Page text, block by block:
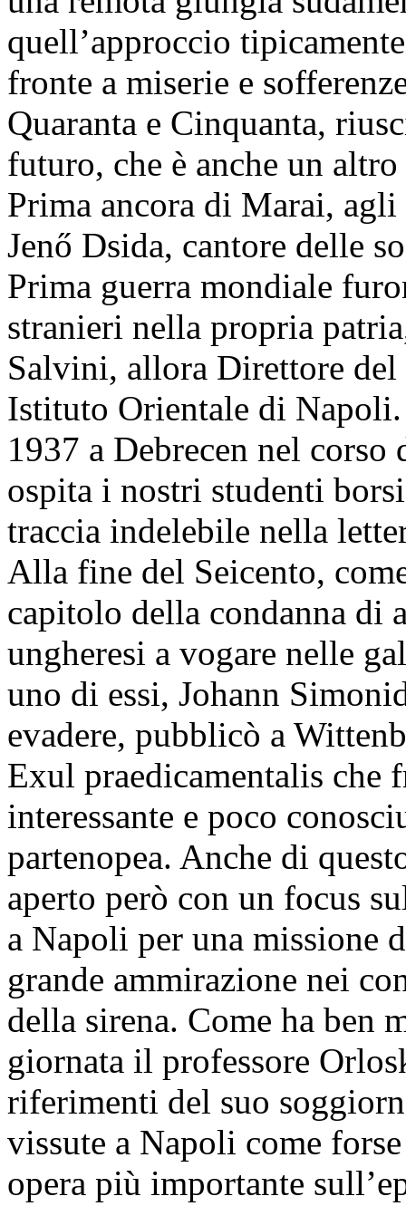
quell’approccio
fronte a miserie e
Quaranta e Cinquanta,
futuro, che è anche un
Prima ancora di Marai,
Jenő Dsida, cantore delle
Prima guerra mondiale
stranieri nella propria
Salvini, allora Direttore
Istituto Orientale di
1937 a Debrecen nel
ospita i nostri studenti
traccia indelebile nella
Alla fine del Seicento,
capitolo della condanna di
ungheresi a vogare nelle
uno di essi, Johann
evadere, pubblicò a
Exul praedicamentalis che
interessante e poco
partenopea. Anche di
aperto però con un focus
a Napoli per una missione
grande ammirazione nei
della sirena. Come ha ben
giornata il professore
riferimenti del suo
vissute a Napoli come
opera più importante